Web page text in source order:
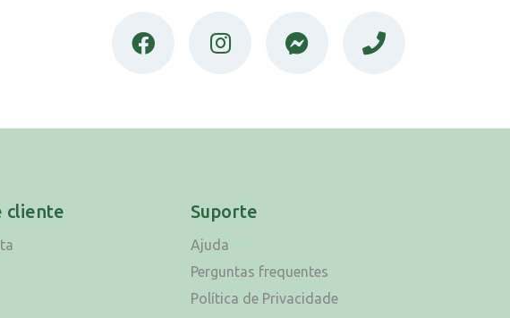
cliente Suporte
Ajuda
Perguntas frequentes
Política de Privacidade